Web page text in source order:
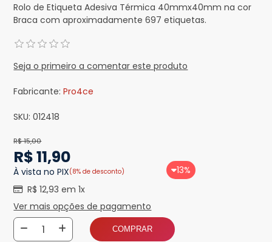
Rolo de Etiqueta Adesiva Térmica 40mmx40mm na cor
Braca com aproximadamente 697 etiquetas.
Seja o primeiro a comentar este produto
Fabricante: Pro4ce
SKU: 012418
R$ 15,00
R$ 11,90
À vista no PIX(8% de desconto)
R$ 12,93 em 1x
Ver mais opções de pagamento
13%
COMPRAR